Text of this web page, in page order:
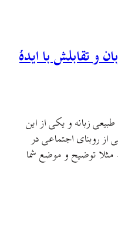
و تقابلش با ایدهٔ
زبانه و یکی از این
از روبنای اجتماعی در
مثلا توضیح و موضع شما
توافقهای زبانی رو هم در